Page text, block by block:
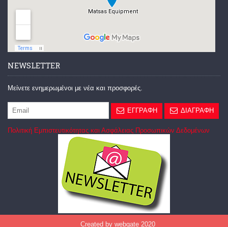
NEWSLETTER
Μείνετε ενημερωμένοι με νέα και προσφορές.
ΕΓΓΡΑΦΗ ΔΙΑΓΡΑΦΗ
Πολιτική Εμπιστευτικότητας και Ασφάλειας Προσωπικών Δεδομένων
Created by webgate 2020